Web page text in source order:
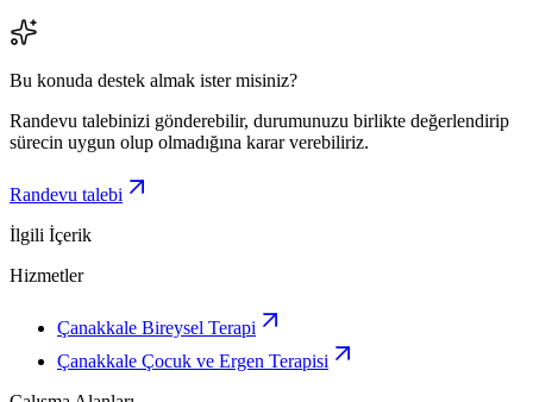
Bu konuda destek almak ister misiniz?
Randevu talebinizi gönderebilir, durumunuzu birlikte değerlendirip
sürecin uygun olup olmadığına karar verebiliriz.
Randevu talebi
İlgili İçerik
Hizmetler
Çanakkale Bireysel Terapi
Çanakkale Çocuk ve Ergen Terapisi